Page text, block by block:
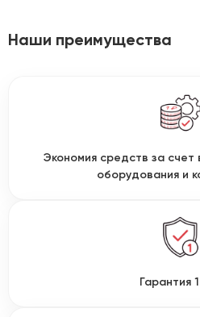
Наши преимущества
Экономия средств за
оборудования и
Гарантия